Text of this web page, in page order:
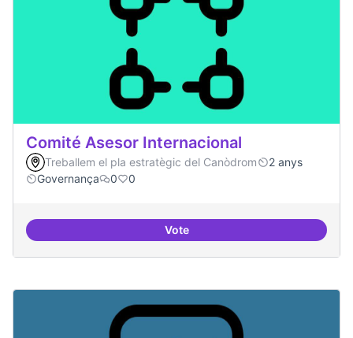
Comité Asesor Internacional
Treballem el pla estratègic del Canòdrom
2 anys
Governança
0 0
VoteComité Asesor Internacional